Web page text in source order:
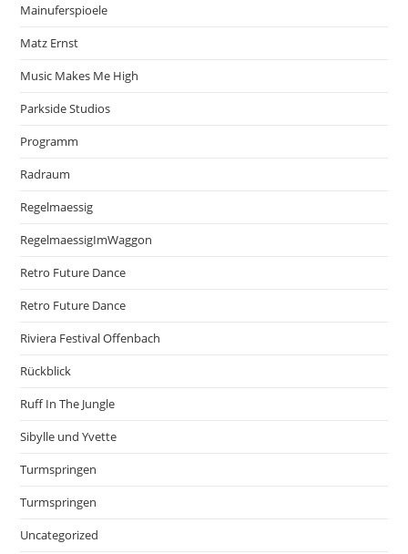
Mainuferspioele
Matz Ernst
Music Makes Me High
Parkside Studios
Programm
Radraum
Regelmaessig
RegelmaessigImWaggon
Retro Future Dance
Retro Future Dance
Riviera Festival Offenbach
Rückblick
Ruff In The Jungle
Sibylle und Yvette
Turmspringen
Turmspringen
Uncategorized